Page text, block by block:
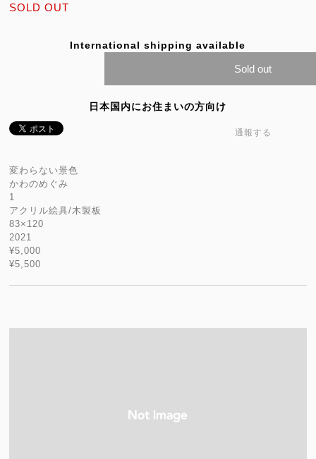
SOLD OUT
International shipping available
Sold out
日本国内にお住まいの方向け
通報する
変わらない景色
かわのめぐみ
1
アクリル絵具/木製板
83×120
2021
¥5,000
¥5,500